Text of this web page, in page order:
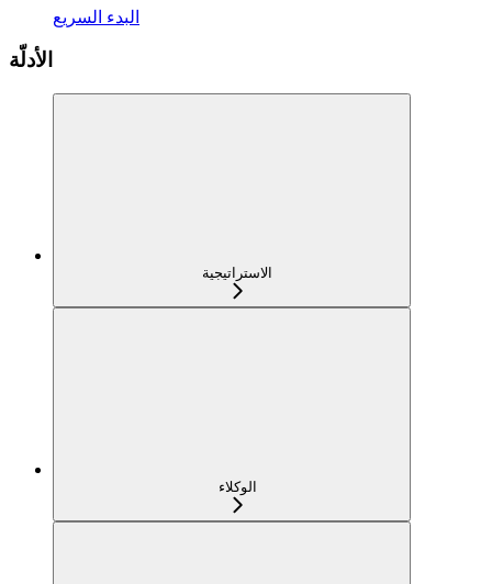
البدء السريع
الأدلّة
الاستراتيجية
الوكلاء